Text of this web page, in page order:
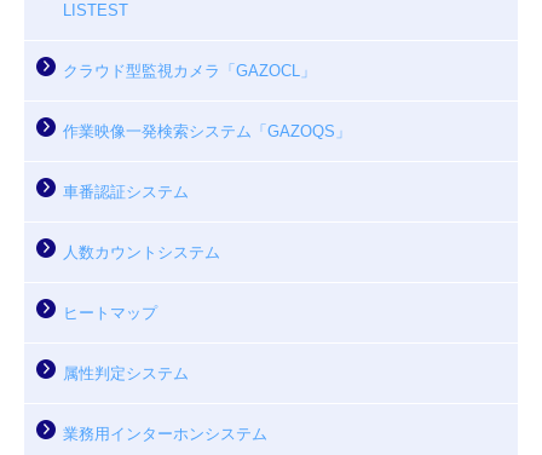
LISTEST
クラウド型監視カメラ「GAZOCL」
作業映像一発検索システム「GAZOQS」
車番認証システム
人数カウントシステム
ヒートマップ
属性判定システム
業務用インターホンシステム